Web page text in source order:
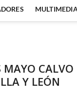
Y LEÓN